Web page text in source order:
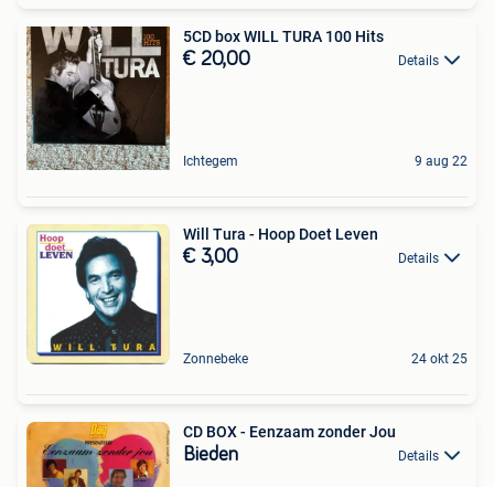
5CD box WILL TURA 100 Hits
€ 20,00 Details
Ichtegem 9 aug 22
Will Tura - Hoop Doet Leven
€ 3,00 Details
Zonnebeke 24 okt 25
CD BOX - Eenzaam zonder Jou
Bieden Details